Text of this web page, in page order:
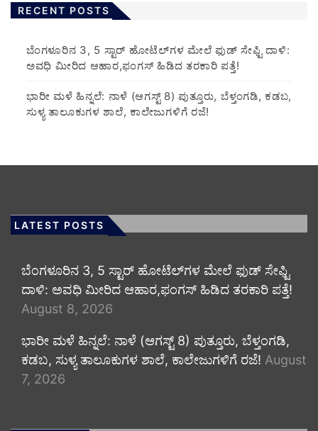
RECENT POSTS
​ಬೆಂಗಳೂರಿನ 3, 5 ಸ್ಟಾರ್ ಹೋಟೆಲ್‌ಗಳ ಮೇಲೆ ಫುಡ್ ಸೇಫ್ಟಿ ದಾಳಿ:
ಅವಧಿ ಮೀರಿದ ಆಹಾರ,ಫಂಗಸ್ ಹಿಡಿದ ತರಕಾರಿ ಪತ್ತೆ!
​ಭಾರೀ ಮಳೆ ಹಿನ್ನಲೆ: ನಾಳೆ (ಆಗಸ್ಟ್ 8) ಪುತ್ತೂರು, ಬೆಳ್ತಂಗಡಿ, ಕಡಬ,
ಸುಳ್ಯ ತಾಲೂಕುಗಳ ಶಾಲೆ, ಕಾಲೇಜುಗಳಿಗೆ ರಜೆ!
LATEST POSTS
​ಬೆಂಗಳೂರಿನ 3, 5 ಸ್ಟಾರ್ ಹೋಟೆಲ್‌ಗಳ ಮೇಲೆ ಫುಡ್ ಸೇಫ್ಟಿ
ದಾಳಿ: ಅವಧಿ ಮೀರಿದ ಆಹಾರ,ಫಂಗಸ್ ಹಿಡಿದ ತರಕಾರಿ ಪತ್ತೆ!
August 8, 2026
​ಭಾರೀ ಮಳೆ ಹಿನ್ನಲೆ: ನಾಳೆ (ಆಗಸ್ಟ್ 8) ಪುತ್ತೂರು, ಬೆಳ್ತಂಗಡಿ,
ಕಡಬ, ಸುಳ್ಯ ತಾಲೂಕುಗಳ ಶಾಲೆ, ಕಾಲೇಜುಗಳಿಗೆ ರಜೆ! August
7, 2026